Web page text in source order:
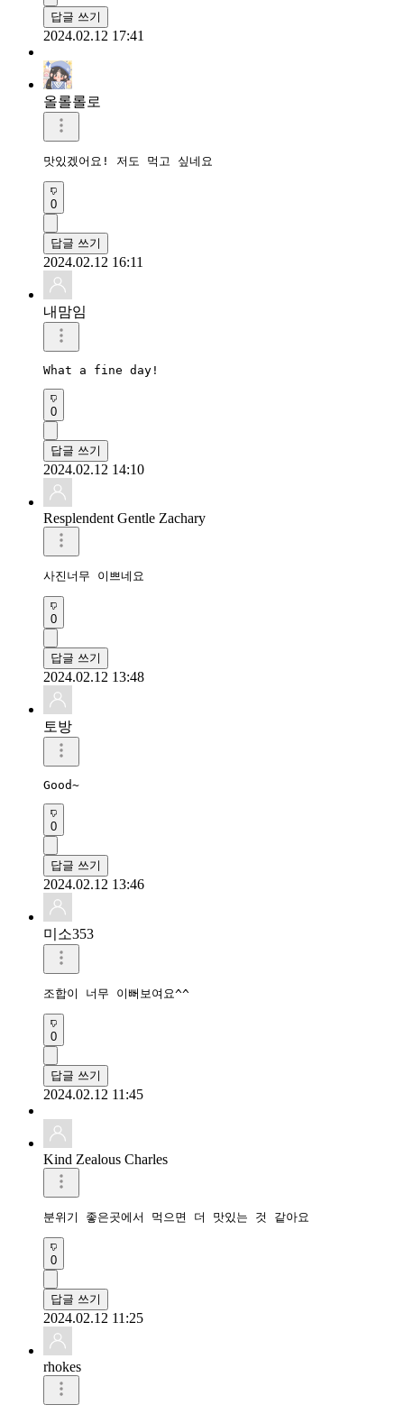
답글 쓰기
2024.02.12 17:41
올롤롤로
맛있겠어요! 저도 먹고 싶네요
0
답글 쓰기
2024.02.12 16:11
내맘임
What a fine day!
0
답글 쓰기
2024.02.12 14:10
Resplendent Gentle Zachary
사진너무 이쁘네요
0
답글 쓰기
2024.02.12 13:48
토방
Good~
0
답글 쓰기
2024.02.12 13:46
미소353
조합이 너무 이뻐보여요^^
0
답글 쓰기
2024.02.12 11:45
Kind Zealous Charles
분위기 좋은곳에서 먹으면 더 맛있는 것 같아요
0
답글 쓰기
2024.02.12 11:25
rhokes